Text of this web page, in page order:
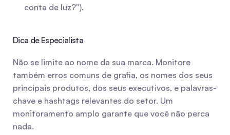
conta de luz?").
Dica de Especialista
Não se limite ao nome da sua marca. Monitore
também erros comuns de grafia, os nomes dos seus
principais produtos, dos seus executivos, e palavras-
chave e hashtags relevantes do setor. Um
monitoramento amplo garante que você não perca
nada.